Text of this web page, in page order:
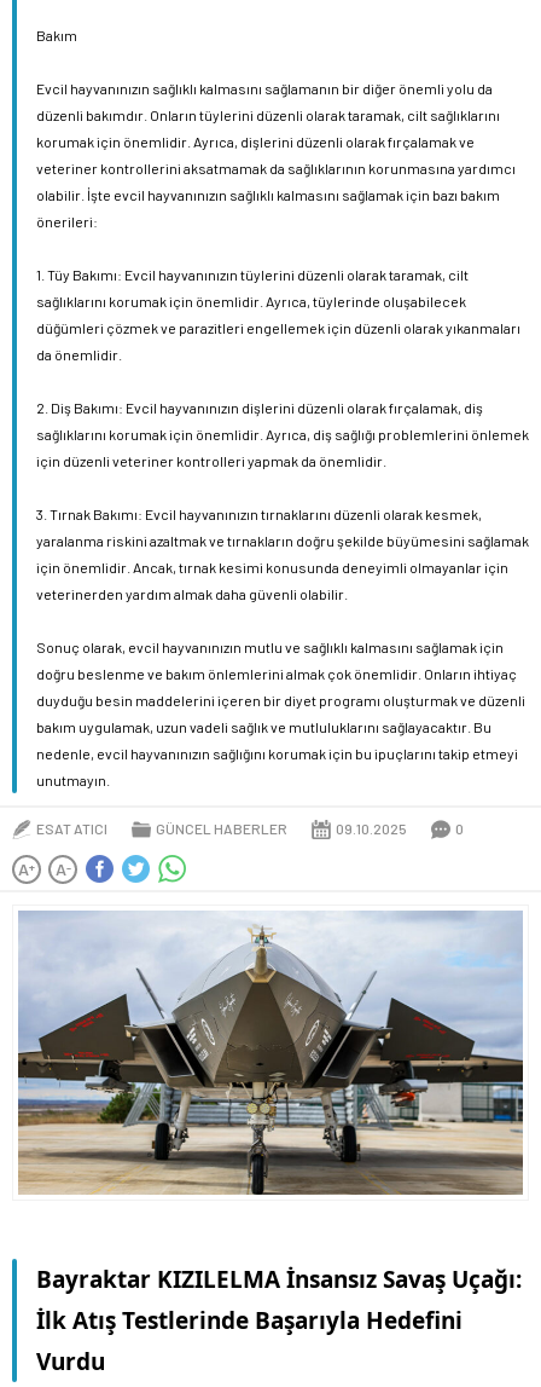
Bakım
Evcil hayvanınızın sağlıklı kalmasını sağlamanın bir diğer önemli yolu da
düzenli bakımdır. Onların tüylerini düzenli olarak taramak, cilt sağlıklarını
korumak için önemlidir. Ayrıca, dişlerini düzenli olarak fırçalamak ve
veteriner kontrollerini aksatmamak da sağlıklarının korunmasına yardımcı
olabilir. İşte evcil hayvanınızın sağlıklı kalmasını sağlamak için bazı bakım
önerileri:
1. Tüy Bakımı: Evcil hayvanınızın tüylerini düzenli olarak taramak, cilt
sağlıklarını korumak için önemlidir. Ayrıca, tüylerinde oluşabilecek
düğümleri çözmek ve parazitleri engellemek için düzenli olarak yıkanmaları
da önemlidir.
2. Diş Bakımı: Evcil hayvanınızın dişlerini düzenli olarak fırçalamak, diş
sağlıklarını korumak için önemlidir. Ayrıca, diş sağlığı problemlerini önlemek
için düzenli veteriner kontrolleri yapmak da önemlidir.
3. Tırnak Bakımı: Evcil hayvanınızın tırnaklarını düzenli olarak kesmek,
yaralanma riskini azaltmak ve tırnakların doğru şekilde büyümesini sağlamak
için önemlidir. Ancak, tırnak kesimi konusunda deneyimli olmayanlar için
veterinerden yardım almak daha güvenli olabilir.
Sonuç olarak, evcil hayvanınızın mutlu ve sağlıklı kalmasını sağlamak için
doğru beslenme ve bakım önlemlerini almak çok önemlidir. Onların ihtiyaç
duyduğu besin maddelerini içeren bir diyet programı oluşturmak ve düzenli
bakım uygulamak, uzun vadeli sağlık ve mutluluklarını sağlayacaktır. Bu
nedenle, evcil hayvanınızın sağlığını korumak için bu ipuçlarını takip etmeyi
unutmayın.
ESAT ATICI GÜNCEL HABERLER 09.10.2025 0
A+ A-
Bayraktar KIZILELMA İnsansız Savaş Uçağı:
İlk Atış Testlerinde Başarıyla Hedefini
Vurdu